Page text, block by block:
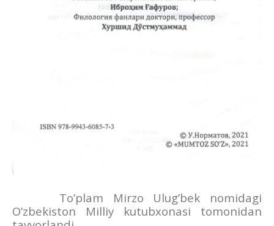
To’plam Mirzo Ulug’bek nomidagi
O’zbekiston Milliy kutubxonasi tomonidan